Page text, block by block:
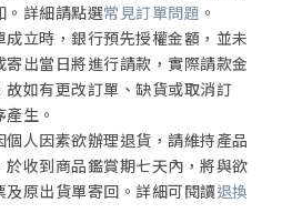
。詳細請點選常見訂單問題 。
立時，銀行預先授權金額，並未
出當日將進行請款，實際請款金
如有更改訂單、缺貨或取消訂
生。
人因素欲辦理退貨，請維持產品
收到商品鑑賞期七天內，將與欲
原出貨單寄回。詳細可閱讀退換